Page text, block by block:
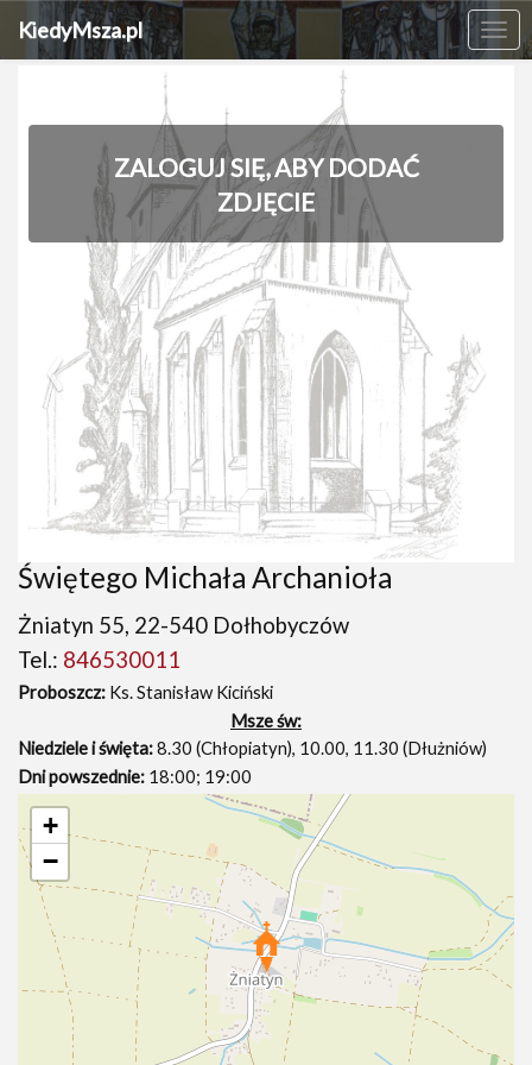
KiedyMsza.pl
ZALOGUJ SIĘ, ABY DODAĆ
ZDJĘCIE
‹ ›
Świętego Michała Archanioła
Żniatyn 55, 22-540 Dołhobyczów
Tel.: 846530011
Proboszcz: Ks. Stanisław Kiciński
Msze św:
Niedziele i święta:8.30 (Chłopiatyn), 10.00, 11.30 (Dłużniów)
Dni powszednie: 18:00; 19:00
+
−